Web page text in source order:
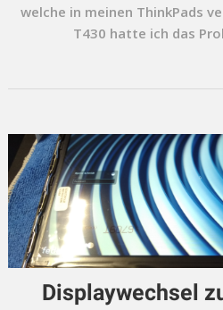
welche in meinen ThinkPads
T430 hatte ich das
Displaywechsel